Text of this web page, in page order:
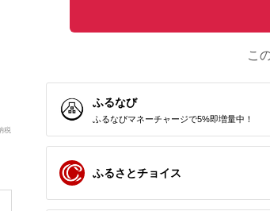
税
こ
ふるなび
ふるなびマネーチャージで5%即増量中！
ふるさとチョイス